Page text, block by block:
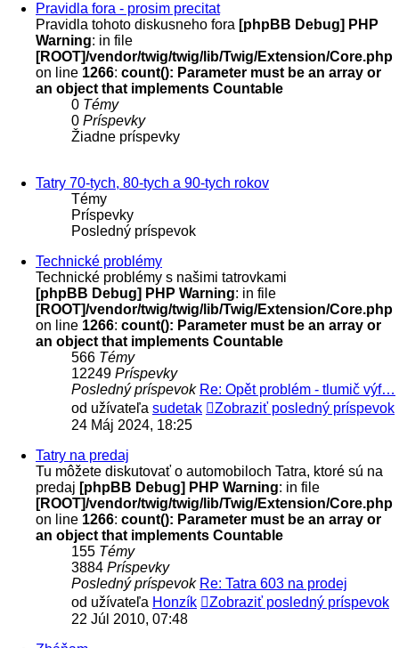
Pravidla fora - prosim precitat
Pravidla tohoto diskusneho fora [phpBB Debug] PHP
Warning: in file
[ROOT]/vendor/twig/twig/lib/Twig/Extension/Core.php
on line 1266: count(): Parameter must be an array or
an object that implements Countable
0 Témy
0 Príspevky
Žiadne príspevky
Tatry 70-tych, 80-tych a 90-tych rokov
Témy
Príspevky
Posledný príspevok
Technické problémy
Technické problémy s našimi tatrovkami
[phpBB Debug] PHP Warning: in file
[ROOT]/vendor/twig/twig/lib/Twig/Extension/Core.php
on line 1266: count(): Parameter must be an array or
an object that implements Countable
566 Témy
12249 Príspevky
Posledný príspevok Re: Opět problém - tlumič výf…
od užívateľa sudetak
Zobraziť posledný príspevok
24 Máj 2024, 18:25
Tatry na predaj
Tu môžete diskutovať o automobiloch Tatra, ktoré sú na
predaj [phpBB Debug] PHP Warning: in file
[ROOT]/vendor/twig/twig/lib/Twig/Extension/Core.php
on line 1266: count(): Parameter must be an array or
an object that implements Countable
155 Témy
3884 Príspevky
Posledný príspevok Re: Tatra 603 na prodej
od užívateľa Honzík
Zobraziť posledný príspevok
22 Júl 2010, 07:48